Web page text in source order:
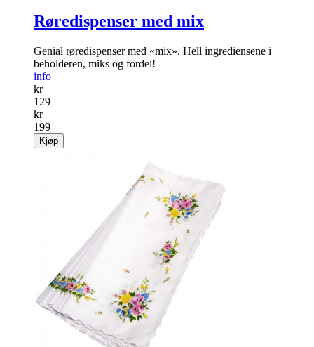
Røredispenser med mix
Genial røredispenser med «mix». Hell ingrediensene i
beholderen, miks og fordel!
info
kr
129
kr
199
Kjøp